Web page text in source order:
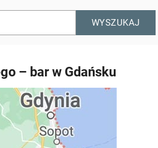
WYSZUKAJ
– bar w Gdańsku